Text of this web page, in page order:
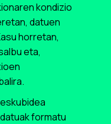
kondizio
datuen
horretan,
eta,
formatu